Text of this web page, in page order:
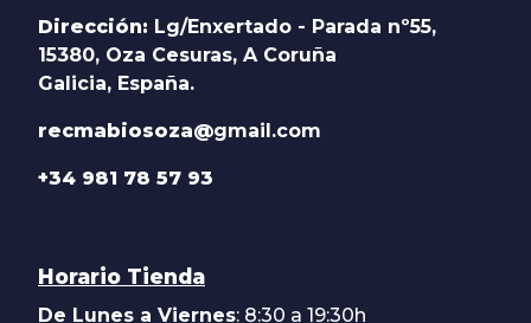
Dirección: Lg/Enxertado - Parada nº55,
15380, Oza Cesuras, A Coruña
Galicia, España.
recmabiosoza@gmail.com
+34 981 78 57 93
Horario Tienda
De Lunes a Viernes: 8:30 a 19:30h